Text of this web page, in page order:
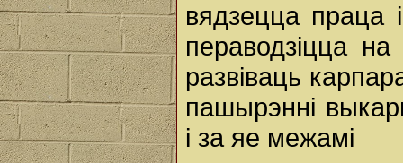
вядзецца праца
пераводзіцца
развіваць
пашырэнні
і за яе межамі